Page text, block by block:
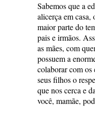
Sabemos que a
alicerça em casa,
maior parte do
pais e irmãos.
as mães, com
possuem a
colaborar com os
seus filhos o
que nos cerca e
você, mamãe,